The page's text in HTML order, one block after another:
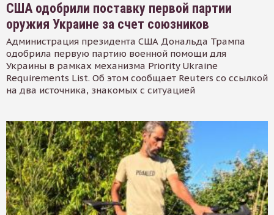
США одобрили поставку первой партии
оружия Украине за счет союзников
Администрация президента США Дональда Трампа
одобрила первую партию военной помощи для
Украины в рамках механизма Priority Ukraine
Requirements List. Об этом сообщает Reuters со ссылкой
на два источника, знакомых с ситуацией